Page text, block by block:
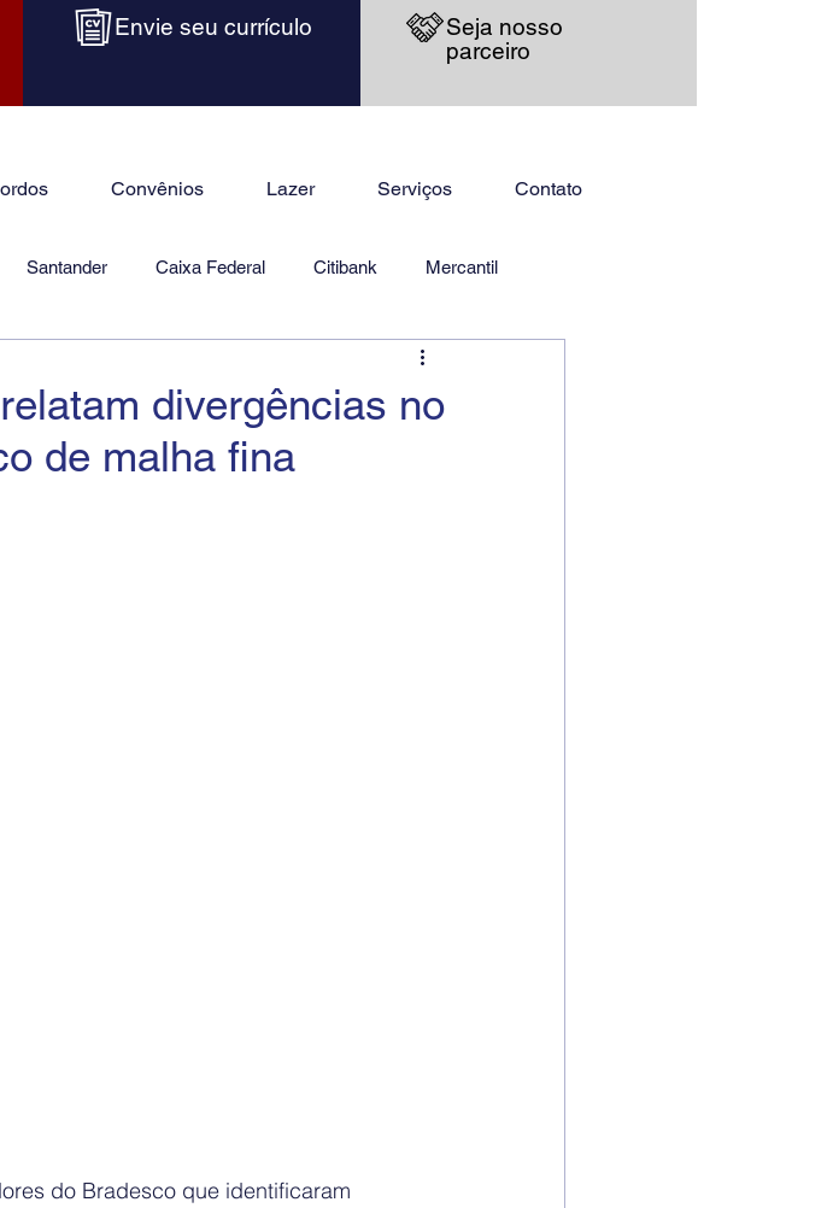
Envie seu currículo
Seja nosso
parceiro
Convênios Lazer Serviços Contato
Santander Caixa Federal Citibank Mercantil
divergências no
de malha fina
do Bradesco que identificaram